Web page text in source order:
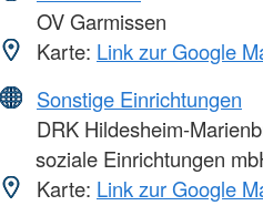
OV Garmissen
Karte: Link zur Google
Sonstige Einrichtungen
DRK Hildesheim-
soziale Einrichtungen
Karte: Link zur Google